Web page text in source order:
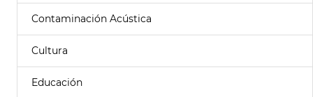
Contaminación Acústica
Cultura
Educación